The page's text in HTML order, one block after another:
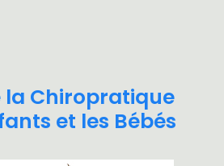
la Chiropratique
et les Bébés